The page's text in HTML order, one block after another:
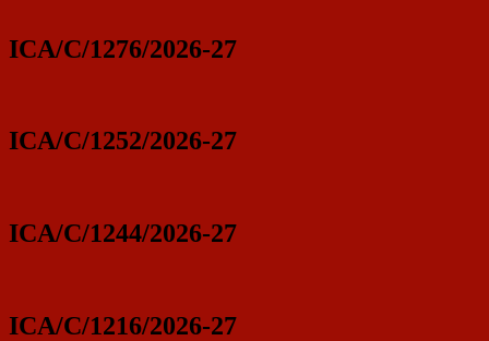
ICA/C/1276/2026-27
ICA/C/1252/2026-27
ICA/C/1244/2026-27
ICA/C/1216/2026-27